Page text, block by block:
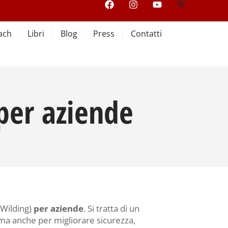
Libri Blog Press Contatti
aziende
per aziende. Si tratta di un
anche per migliorare sicurezza,